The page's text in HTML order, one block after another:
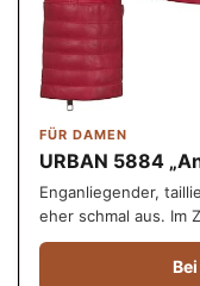
FÜR DAMEN
URBAN 5884
Enganliegender,
eher schmal aus. Im